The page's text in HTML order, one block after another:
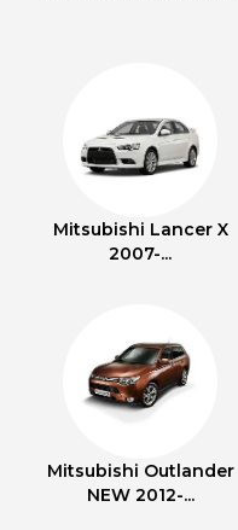
Mitsubishi Lancer X
2007-...
Mitsubishi Outlander
NEW 2012-...